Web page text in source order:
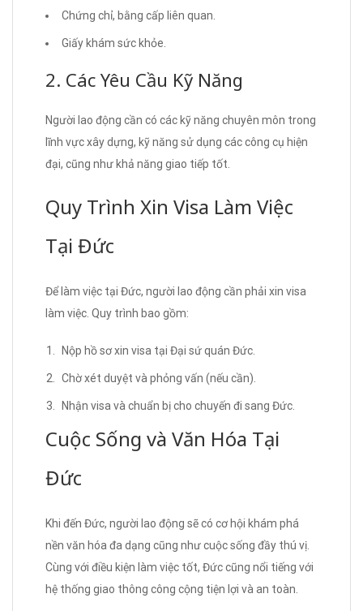
Chứng chỉ, bằng cấp liên quan.
Giấy khám sức khỏe.
2. Các Yêu Cầu Kỹ Năng
Người lao động cần có các kỹ năng chuyên môn trong
lĩnh vực xây dựng, kỹ năng sử dụng các công cụ hiện
đại, cũng như khả năng giao tiếp tốt.
Quy Trình Xin Visa Làm Việc
Tại Đức
Để làm việc tại Đức, người lao động cần phải xin visa
làm việc. Quy trình bao gồm:
Nộp hồ sơ xin visa tại Đại sứ quán Đức.
Chờ xét duyệt và phỏng vấn (nếu cần).
Nhận visa và chuẩn bị cho chuyến đi sang Đức.
Cuộc Sống và Văn Hóa Tại
Đức
Khi đến Đức, người lao động sẽ có cơ hội khám phá
nền văn hóa đa dạng cũng như cuộc sống đầy thú vị.
Cùng với điều kiện làm việc tốt, Đức cũng nổi tiếng với
hệ thống giao thông công cộng tiện lợi và an toàn.